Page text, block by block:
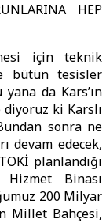
HEP
için teknik
bütün tesisler
da Kars’ın
diyoruz ki Karslı
sonra ne
devam edecek,
planlandığı
Binası
200 Milyar
Millet Bahçesi,